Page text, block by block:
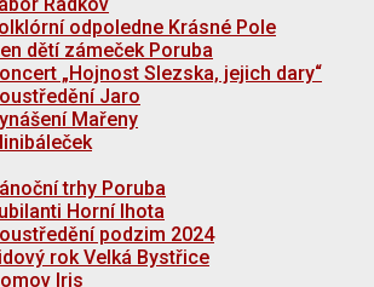
odpoledne Krásné Pole
dětí zámeček Poruba
„Hojnost Slezska, jejich dary“
Jaro
Mařeny
trhy Poruba
Horní lhota
podzim 2024
rok Velká Bystřice
Iris